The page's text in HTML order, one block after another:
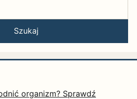
Szukaj
organizm? Sprawdź